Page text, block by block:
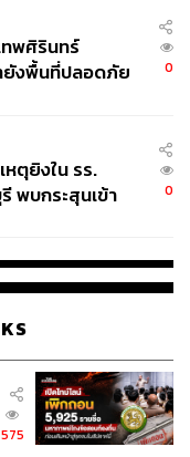
ษย์ของยูยองชอลไม่
ตาม การมีชีวิตอยู่
คมที่สามารถปั้นให้
ง (Misogyny) ความ
น้าที่รัฐสนับสนุน
นขวัญไปไม่น้อย
ทพศิรินทร์
ยังพื้นที่ปลอดภัย
0
ตุยิงใน รร.
พบกระสุนเข้า
0
575